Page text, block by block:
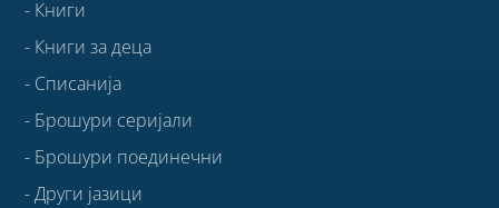
- Книги
- Книги за деца
- Списанија
- Брошури серијали
- Брошури поединечни
- Други јазици